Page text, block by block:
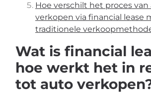
Hoe verschilt het proces van
verkopen via financial lease
traditionele
Wat is financial
hoe werkt het in
tot auto